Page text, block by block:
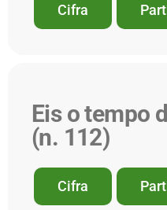
Cifra
Eis o tempo
(n. 112)
Cifra